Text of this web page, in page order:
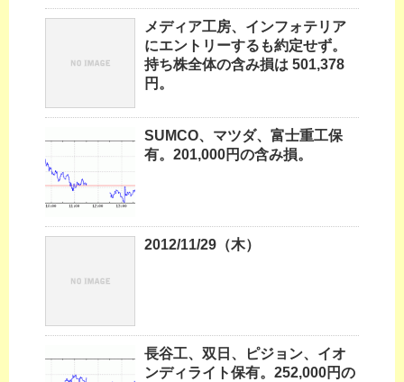
メディア工房、インフォテリア
にエントリーするも約定せず。
持ち株全体の含み損は 501,378
円。
SUMCO、マツダ、富士重工保
有。201,000円の含み損。
2012/11/29（木）
長谷工、双日、ピジョン、イオ
ンディライト保有。252,000円の